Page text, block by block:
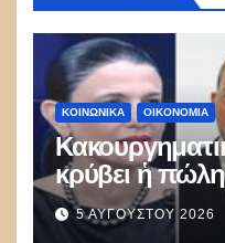
ΚΟΙΝΩΝΙΚΑ ΟΙΚΟΝΟΜΙΑ
κρύβει ἡ
funds
5 ΑΥΓΟΎΣΤΟΥ 2026